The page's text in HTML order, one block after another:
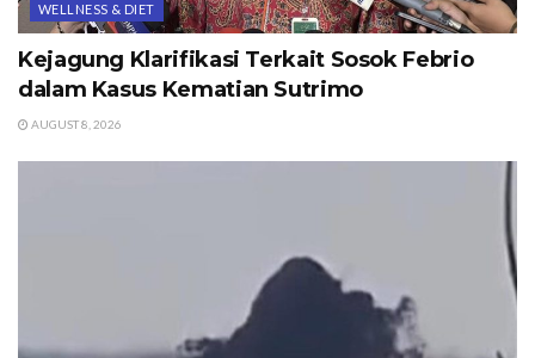
WELLNESS & DIET
Kejagung Klarifikasi Terkait Sosok Febrio
dalam Kasus Kematian Sutrimo
AUGUST 8, 2026